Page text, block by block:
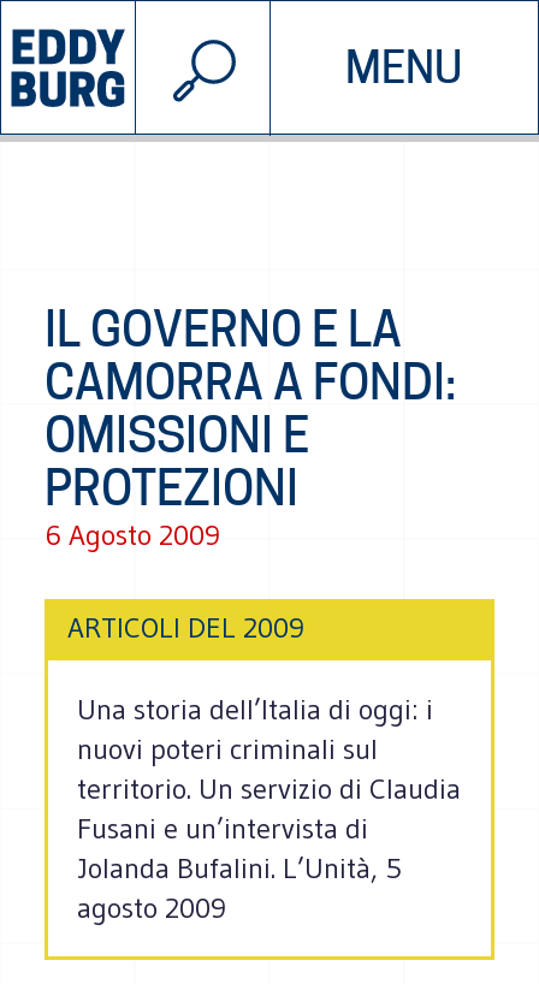
MENU
INIZIATIVE CHI SIAMO
© 2026 EDDYBURG
IL GOVERNO E LA
CAMORRA A FONDI:
OMISSIONI E
PROTEZIONI
6 Agosto 2009
ARTICOLI DEL 2009
Una storia dell’Italia di oggi: i
nuovi poteri criminali sul
territorio. Un servizio di Claudia
Fusani e un’intervista di
Jolanda Bufalini. L’Unità, 5
agosto 2009